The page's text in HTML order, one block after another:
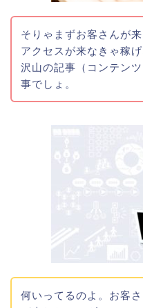
そりゃまずお客さんが来
アクセスが来なきゃ稼
沢山の記事（コンテン
事でしょ。
何いってるのよ。お客